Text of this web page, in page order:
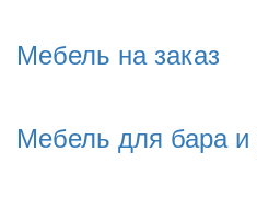
Мебель на заказ
Мебель для бара и